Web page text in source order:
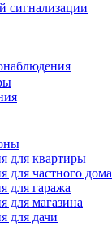
сигнализации
для квартиры
для частного дома
для гаража
для магазина
для дачи